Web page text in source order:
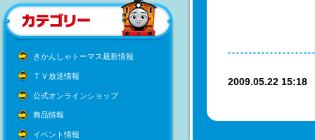
きかんしゃトーマス最新情報
ＴＶ放送情報
公式オンラインショップ
商品情報
イベント情報
2009.05.22